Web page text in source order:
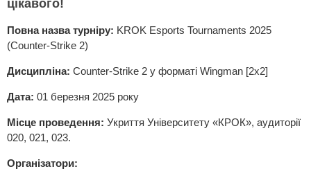
цікавого!
Повна назва турніру: KROK Esports Tournaments 2025
(Counter-Strike 2)
Дисципліна: Counter-Strike 2 у форматі Wingman [2x2]
Дата: 01 березня 2025 року
Місце проведення: Укриття Університету «КРОК», аудиторії
020, 021, 023.
Організатори: